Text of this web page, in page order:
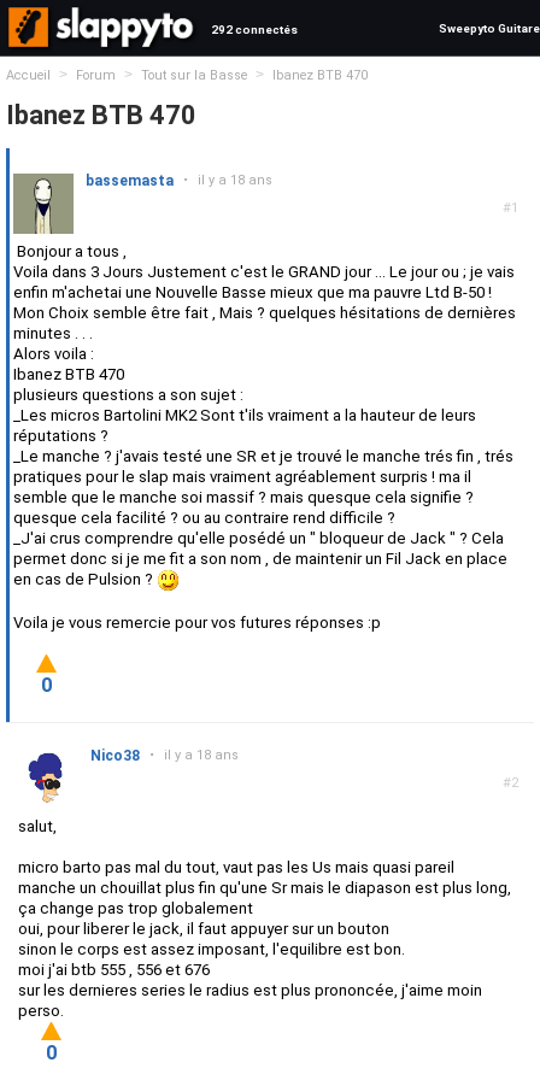
292 connectés Sweepyto Guitare
Accueil > Forum > Tout sur la Basse > Ibanez BTB 470
Ibanez BTB 470
#1
bassemasta • il y a 18 ans
Bonjour a tous ,
Voila dans 3 Jours Justement c'est le GRAND jour ... Le jour ou ; je vais
enfin m'achetai une Nouvelle Basse mieux que ma pauvre Ltd B-50 !
Mon Choix semble être fait , Mais ? quelques hésitations de dernières
minutes . . .
Alors voila :
Ibanez BTB 470
plusieurs questions a son sujet :
_Les micros Bartolini MK2 Sont t'ils vraiment a la hauteur de leurs
réputations ?
_Le manche ? j'avais testé une SR et je trouvé le manche trés fin , trés
pratiques pour le slap mais vraiment agréablement surpris ! ma il
semble que le manche soi massif ? mais quesque cela signifie ?
quesque cela facilité ? ou au contraire rend difficile ?
_J'ai crus comprendre qu'elle posédé un " bloqueur de Jack " ? Cela
permet donc si je me fit a son nom , de maintenir un Fil Jack en place
en cas de Pulsion ?
Voila je vous remercie pour vos futures réponses :p
0
#2
Nico38 • il y a 18 ans
salut,
micro barto pas mal du tout, vaut pas les Us mais quasi pareil
manche un chouillat plus fin qu'une Sr mais le diapason est plus long,
ça change pas trop globalement
oui, pour liberer le jack, il faut appuyer sur un bouton
sinon le corps est assez imposant, l'equilibre est bon.
moi j'ai btb 555 , 556 et 676
sur les dernieres series le radius est plus prononcée, j'aime moin
perso.
0